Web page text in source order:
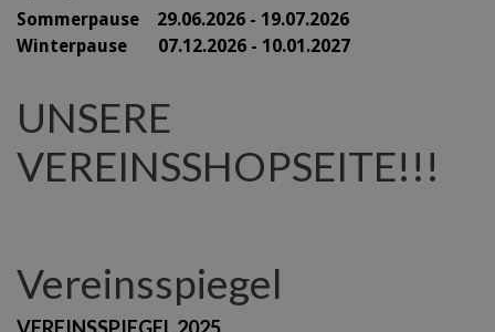
Sommerpause 29.06.2026 - 19.07.2026
Winterpause 07.12.2026 - 10.01.2027
UNSERE
VEREINSSHOPSEITE!!!
Vereinsspiegel